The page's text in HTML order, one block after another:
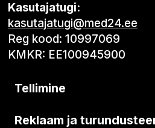
Kasutajatugi:
kasutajatugi@med24.ee
Reg kood: 10997069
KMKR: EE100945900
Tellimine
Reklaam ja